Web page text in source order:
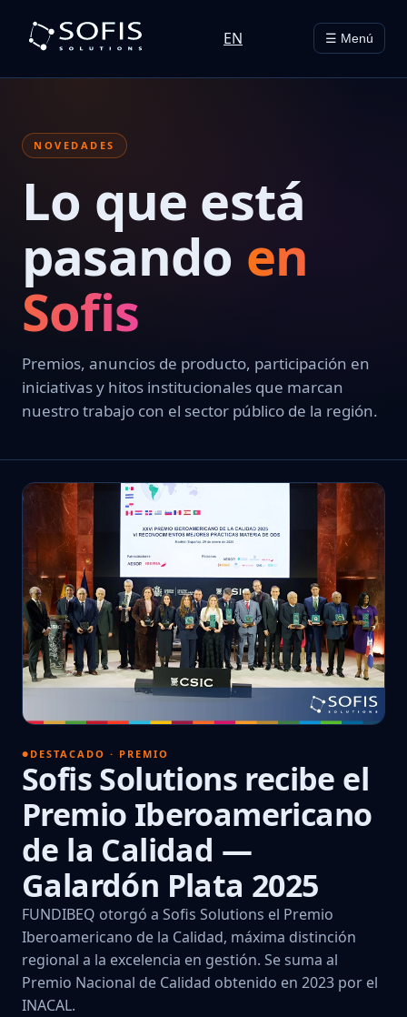
EN ☰ Menú
NOVEDADES
Lo que está
pasando en
Sofis
Premios, anuncios de producto, participación en
iniciativas y hitos institucionales que marcan
nuestro trabajo con el sector público de la región.
DESTACADO · PREMIO
Sofis Solutions recibe el
Premio Iberoamericano
de la Calidad —
Galardón Plata 2025
FUNDIBEQ otorgó a Sofis Solutions el Premio
Iberoamericano de la Calidad, máxima distinción
regional a la excelencia en gestión. Se suma al
Premio Nacional de Calidad obtenido en 2023 por el
INACAL.